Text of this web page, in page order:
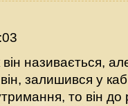
називається,
залишився у
то він до